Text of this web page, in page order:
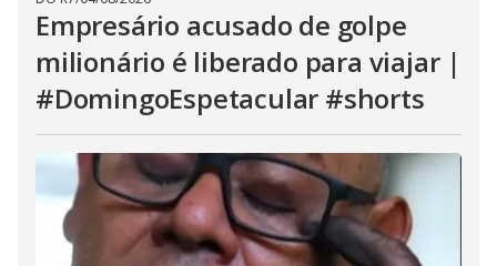
Empresário acusado de golpe
milionário é liberado para viajar |
#DomingoEspetacular #shorts